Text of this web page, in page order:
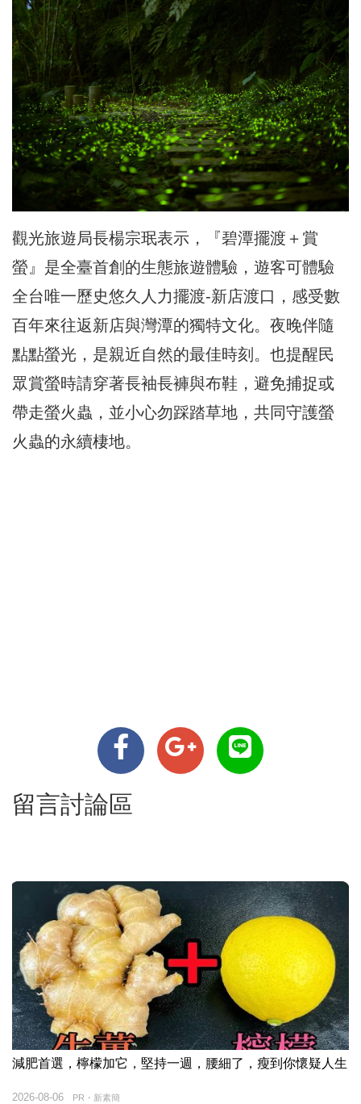
觀光旅遊局長楊宗珉表示，『碧潭擺渡＋賞
螢』是全臺首創的生態旅遊體驗，遊客可體驗
全台唯一歷史悠久人力擺渡-新店渡口，感受數
百年來往返新店與灣潭的獨特文化。夜晚伴隨
點點螢光，是親近自然的最佳時刻。也提醒民
眾賞螢時請穿著長袖長褲與布鞋，避免捕捉或
帶走螢火蟲，並小心勿踩踏草地，共同守護螢
火蟲的永續棲地。
留言討論區
減肥首選，檸檬加它，堅持一週，腰細了，瘦到你懷疑人生
PR・新素簡
2026-08-06